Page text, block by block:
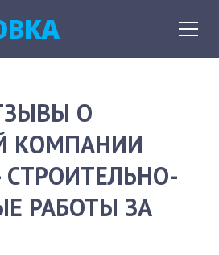
О
КОМПАНИИ
РАБОТЫ ЗА